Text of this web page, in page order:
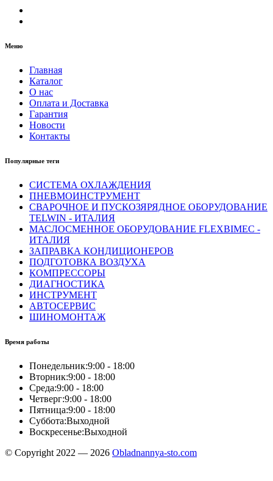
Меню
Главная
Каталог
О нас
Оплата и Доставка
Гарантия
Новости
Контакты
Популярные теги
СИСТЕМА ОХЛАЖДЕНИЯ
ПНЕВМОИНСТРУМЕНТ
СВАРОЧНОЕ И ПУСКОЗЯРЯДНОЕ ОБОРУДОВАНИЕ
TELWIN - ИТАЛИЯ
МАСЛОСМЕННОЕ ОБОРУДОВАНИЕ FLEXBIMEC -
ИТАЛИЯ
ЗАПРАВКА КОНДИЦИОНЕРОВ
ПОДГОТОВКА ВОЗДУХА
КОМПРЕССОРЫ
ДИАГНОСТИКА
ИНСТРУМЕНТ
АВТОСЕРВИС
ШИНОМОНТАЖ
Время работы
Понедельник:9:00 - 18:00
Вторник:9:00 - 18:00
Среда:9:00 - 18:00
Четверг:9:00 - 18:00
Пятница:9:00 - 18:00
Суббота:Выходной
Воскресенье:Выходной
© Copyright 2022 — 2026 Obladnannya-sto.com